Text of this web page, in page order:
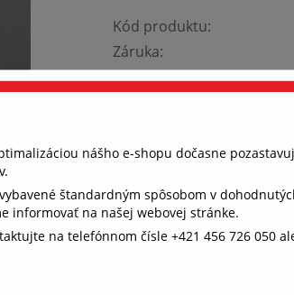
Kód produktu:
Záruka:
Výrobca:
Cena s DPH:
Tento produkt bol
Vyberte farbu:
vyberte farbu
ako má (súhlas s
nášho e-shopu dočasne
štandardným spôsobom v
informovať na našej webovej stránke.
na telefónnom čísle +421 456 726 050